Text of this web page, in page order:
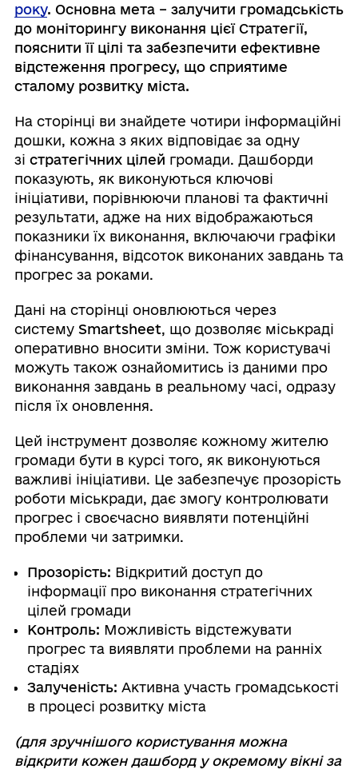
року. Основна мета – залучити громадськість
до моніторингу виконання цієї Стратегії,
пояснити її цілі та забезпечити ефективне
відстеження прогресу, що сприятиме
сталому розвитку міста.
На сторінці ви знайдете чотири інформаційні
дошки, кожна з яких відповідає за одну
зі стратегічних цілей громади. Дашборди
показують, як виконуються ключові
ініціативи, порівнюючи планові та фактичні
результати, адже на них відображаються
показники їх виконання, включаючи графіки
фінансування, відсоток виконаних завдань та
прогрес за роками.
Дані на сторінці оновлюються через
систему Smartsheet, що дозволяє міськраді
оперативно вносити зміни. Тож користувачі
можуть також ознайомитись із даними про
виконання завдань в реальному часі, одразу
після їх оновлення.
Цей інструмент дозволяє кожному жителю
громади бути в курсі того, як виконуються
важливі ініціативи. Це забезпечує прозорість
роботи міськради, дає змогу контролювати
прогрес і своєчасно виявляти потенційні
проблеми чи затримки.
Прозорість: Відкритий доступ до
інформації про виконання стратегічних
цілей громади
Контроль: Можливість відстежувати
прогрес та виявляти проблеми на ранніх
стадіях
Залученість: Активна участь громадськості
в процесі розвитку міста
(для зручнішого користування можна
відкрити кожен дашборд у окремому вікні за